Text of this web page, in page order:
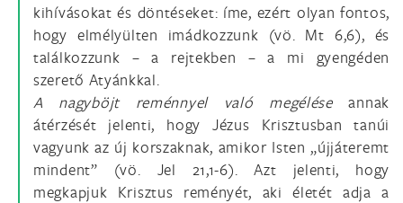
kihívásokat és döntéseket: íme, ezért olyan fontos,
hogy elmélyülten imádkozzunk (vö. Mt 6,6), és
találkozzunk – a rejtekben – a mi gyengéden
szerető Atyánkkal.
A nagyböjt reménnyel való megéléseannak
átérzését jelenti, hogy Jézus Krisztusban tanúi
vagyunk az új korszaknak, amikor Isten „újjáteremt
mindent” (vö. Jel 21,1-6). Azt jelenti, hogy
megkapjuk Krisztus reményét, aki életét adja a